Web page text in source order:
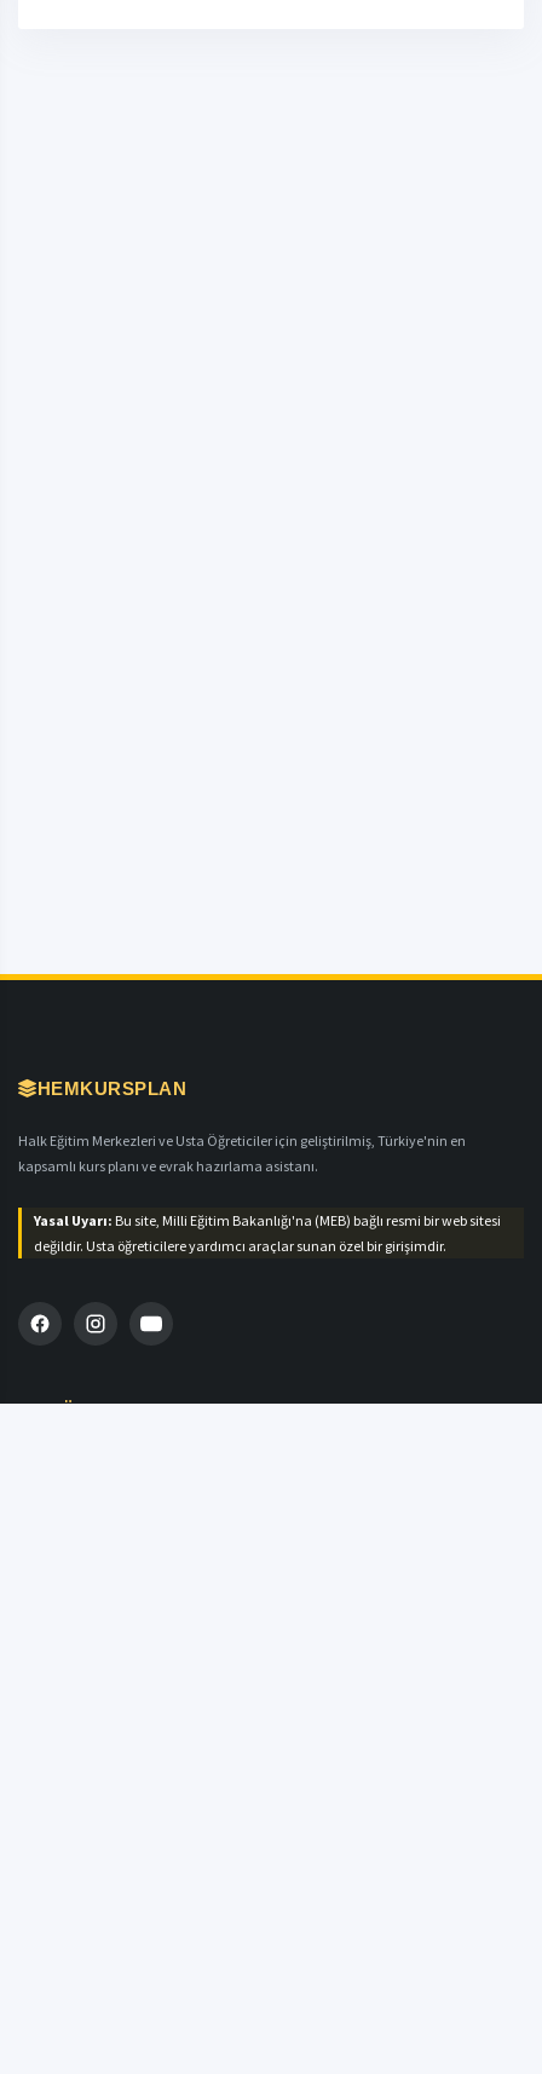
HEMKURSPLAN
Halk Eğitim Merkezleri ve Usta Öğreticiler için geliştirilmiş, Türkiye'nin en
kapsamlı kurs planı ve evrak hazırlama asistanı.
Yasal Uyarı: Bu site, Milli Eğitim Bakanlığı'na (MEB) bağlı resmi bir web sitesi
değildir. Usta öğreticilere yardımcı araçlar sunan özel bir girişimdir.
MENÜ